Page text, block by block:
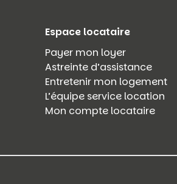
Espace locataire
Payer mon loyer
Astreinte d’assistance
Entretenir mon logement
L’équipe service location
Mon compte locataire